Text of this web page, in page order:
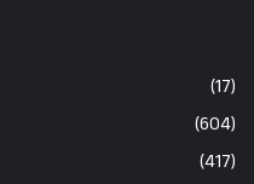
(17)
(604)
(417)